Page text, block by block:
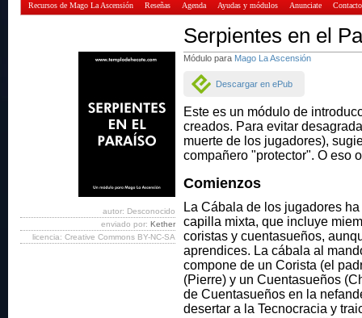
Recursos de Mago La Ascensión Reseñas Agenda Ayudas y módulos Anunciate Contacto
Serpientes en el
Módulo para Mago La Ascensión
Descargar en ePub
Este es un módulo de
creados. Para evitar
muerte de los jugadores),
compañero "protector". O eso
Comienzos
La Cábala de los jugadores
capilla mixta, que incluye
coristas y cuentasueños,
aprendices. La cábala al
compone de un Corista (el
(Pierre) y un Cuentasueños
de Cuentasueños en la
desertar a la Tecnocracia y
autor: Desconocido
enviado por: Kether
licencia: Creative Commons BY-NC-SA